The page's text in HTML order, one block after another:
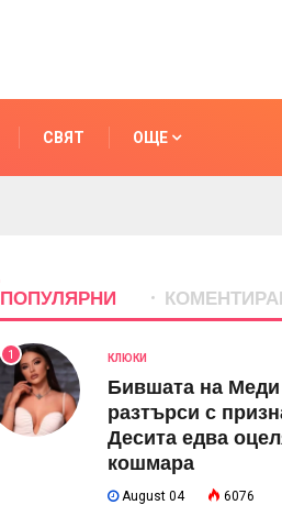
СВЯТ ОЩЕ
ПОПУЛЯРНИ
1 КЛЮКИ
Бившата на Меди
разтърси с
Десита едва
кошмара
August 04 6076